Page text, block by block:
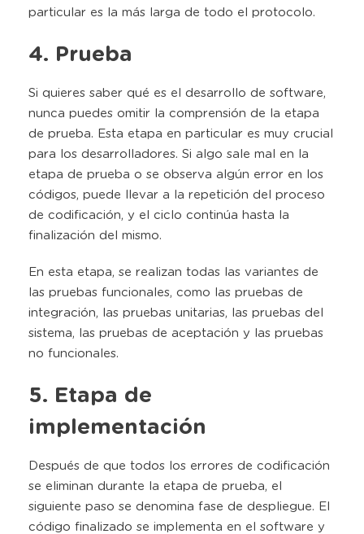
particular es la más larga de todo el protocolo.
4. Prueba
Si quieres saber qué es el desarrollo de software,
nunca puedes omitir la comprensión de la etapa
de prueba. Esta etapa en particular es muy crucial
para los desarrolladores. Si algo sale mal en la
etapa de prueba o se observa algún error en los
códigos, puede llevar a la repetición del proceso
de codificación, y el ciclo continúa hasta la
finalización del mismo.
En esta etapa, se realizan todas las variantes de
las pruebas funcionales, como las pruebas de
integración, las pruebas unitarias, las pruebas del
sistema, las pruebas de aceptación y las pruebas
no funcionales.
5. Etapa de
implementación
Después de que todos los errores de codificación
se eliminan durante la etapa de prueba, el
siguiente paso se denomina fase de despliegue. El
código finalizado se implementa en el software y